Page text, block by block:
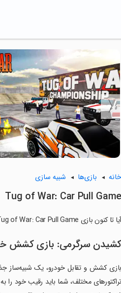
〈
خانه بازی‌ها شبیه سازی
Tug of War: Car Pull Game
آیا تا کنون بازی Tug of War: Car Pull Game را نصب کرده‌اید؟ این بازی با مراحل جذاب و گیم‌پلی سرگرم‌کننده خود، شما را ساعت‌ها درگیر می‌کند.
کشیدن سرگرمی: بازی کشش
بازی کشش و تقابل خودرو، یک شبیه‌ساز
تراکتورهای مختلف، شما باید رقیب خود